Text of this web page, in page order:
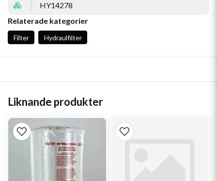
HY14278
Relaterade kategorier
Filter Hydraulfilter
Liknande produkter